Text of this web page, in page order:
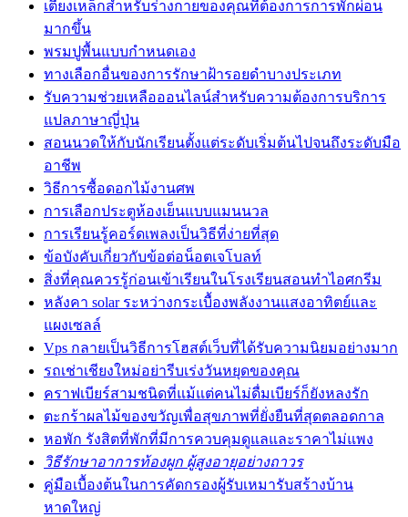
เตียงเหล็กสำหรับร่างกายของคุณที่ต้องการการพักผ่อน
มากขึ้น
พรมปูพื้นแบบกำหนดเอง
ทางเลือกอื่นของการรักษาฝ้ารอยดำบางประเภท
รับความช่วยเหลือออนไลน์สำหรับความต้องการบริการ
แปลภาษาญี่ปุ่น
สอนนวดให้กับนักเรียนตั้งแต่ระดับเริ่มต้นไปจนถึงระดับมือ
อาชีพ
วิธีการซื้อดอกไม้งานศพ
การเลือกประตูห้องเย็นแบบแมนนวล
การเรียนรู้คอร์ดเพลงเป็นวิธีที่ง่ายที่สุด
ข้อบังคับเกี่ยวกับข้อต่อน็อตเจโบลท์
สิ่งที่คุณควรรู้ก่อนเข้าเรียนในโรงเรียนสอนทำไอศกรีม
หลังคา solar ระหว่างกระเบื้องพลังงานแสงอาทิตย์และ
แผงเซลล์
Vps กลายเป็นวิธีการโฮสต์เว็บที่ได้รับความนิยมอย่างมาก
รถเช่าเชียงใหม่อย่ารีบเร่งวันหยุดของคุณ
คราฟเบียร์สามชนิดที่แม้แต่คนไม่ดื่มเบียร์ก็ยังหลงรัก
ตะกร้าผลไม้ของขวัญเพื่อสุขภาพที่ยั่งยืนที่สุดตลอดกาล
หอพัก รังสิตที่พักที่มีการควบคุมดูแลและราคาไม่แพง
วิธีรักษาอาการท้องผูก ผู้สูงอายุอย่างถาวร
คู่มือเบื้องต้นในการคัดกรองผู้รับเหมารับสร้างบ้าน
หาดใหญ่